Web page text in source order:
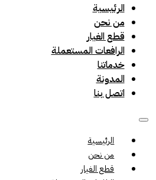
الرئيسية
من نحن
قطع الغيار
الرافعات المستعملة
خدماتنا
المدونة
اتصل بنا
الرئيسية
من نحن
قطع الغيار